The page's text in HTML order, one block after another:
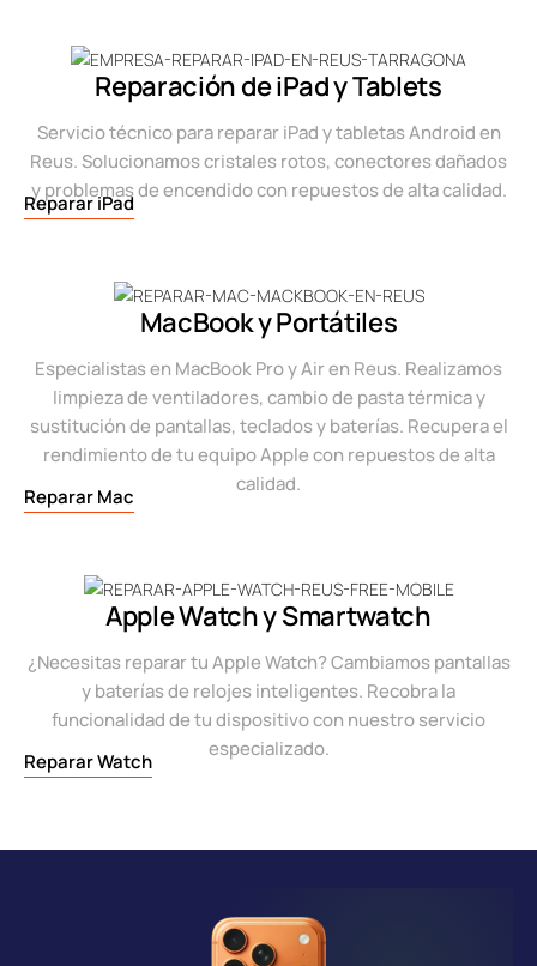
Reparación de iPad y Tablets
Servicio técnico para reparar iPad y tabletas Android en
Reus. Solucionamos cristales rotos, conectores dañados
y problemas de encendido con repuestos de alta calidad.
Reparar iPad
MacBook y Portátiles
Especialistas en MacBook Pro y Air en Reus. Realizamos
limpieza de ventiladores, cambio de pasta térmica y
sustitución de pantallas, teclados y baterías. Recupera el
rendimiento de tu equipo Apple con repuestos de alta
calidad.
Reparar Mac
Apple Watch y Smartwatch
¿Necesitas reparar tu Apple Watch? Cambiamos pantallas
y baterías de relojes inteligentes. Recobra la
funcionalidad de tu dispositivo con nuestro servicio
especializado.
Reparar Watch